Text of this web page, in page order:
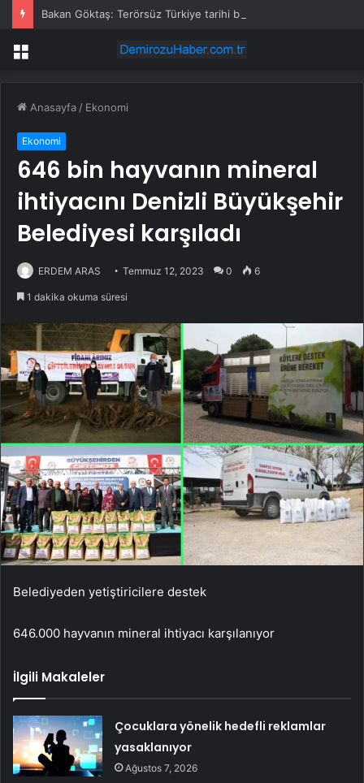
Bakan Göktaş: Terörsüz Türkiye tarihi bir adımdır
Menü
Anasayfa / Ekonomi
Ekonomi
646 bin hayvanın mineral
ihtiyacını Denizli Büyükşehir
Belediyesi karşıladı
ERDEM ARAS Temmuz 12, 2023 0 6
1 dakika okuma süresi
Belediyeden yetiştiricilere destek
646.000 hayvanın mineral ihtiyacı karşılanıyor
İlgili Makaleler
Çocuklara yönelik hedefli reklamlar
yasaklanıyor
Ağustos 7, 2026